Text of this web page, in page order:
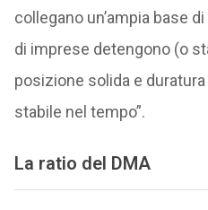
collegano un’ampia base
di imprese detengono (o
posizione solida e
stabile nel tempo”.
La ratio del DMA